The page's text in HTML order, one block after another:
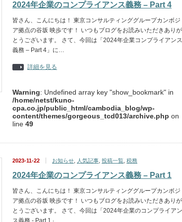
2024年企業のコンプライアンス義務 – Part 4
皆さん、こんにちは！ 東京コンサルティンググループカンボジ
ア拠点の谷坂 映歩です！ いつもブログをお読みいただきありが
とうございます。 さて、今回は「2024年企業コンプライアンス
義務 – Part 4」に…
詳細を見る
Warning: Undefined array key "show_bookmark" in
/home/netst/kuno-
cpa.co.jp/public_html/cambodia_blog/wp-
content/themes/gorgeous_tcd013/archive.php on
line 49
2023-11-22 お知らせ 人気記事 投稿一覧 税務
2024年企業のコンプライアンス義務 – Part 1
皆さん、こんにちは！ 東京コンサルティンググループカンボジ
ア拠点の谷坂 映歩です！ いつもブログをお読みいただきありが
とうございます。 さて、今回は「2024年企業のコンプライアン
ス義務 - Part 1」…